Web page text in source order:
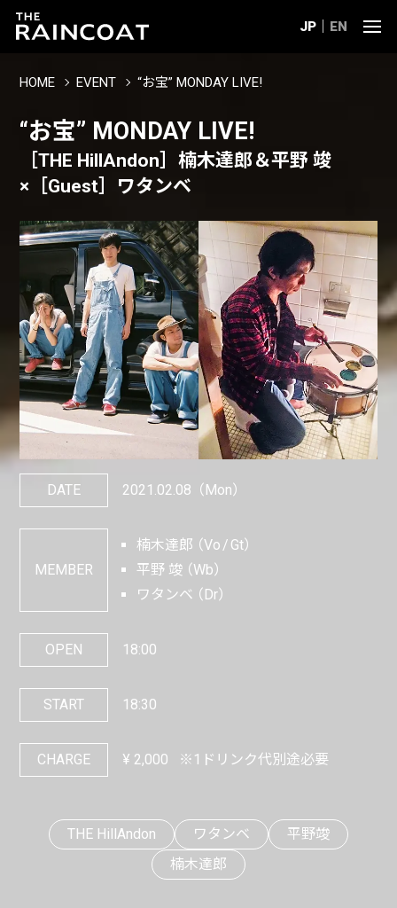
JP EN
HOME EVENT “お宝” MONDAY LIVE!
“お宝” MONDAY LIVE!
［THE HillAndon］楠木達郎＆平野 竣
×［Guest］ワタンベ
DATE 2021.02.08 （Mon）
MEMBER
楠木達郎 Vo
Gt
平野 竣
Wb
ワタンベ
Dr
OPEN 18:00
START 18:30
CHARGE ¥ 2,000 ※1ドリンク代別途必要
THE HillAndon ワタンベ
平野竣
楠木達郎